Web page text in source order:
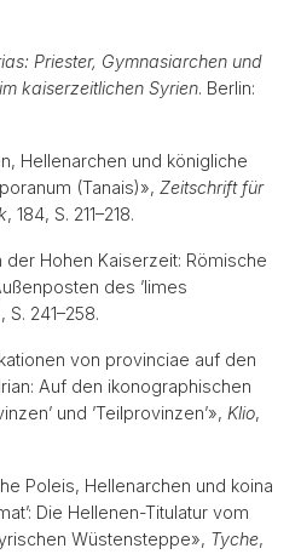
Priester, Gymnasiarchen und
kaiserzeitlichen Syrien. Berlin:
Hellenarchen und königliche
(Tanais)», Zeitschrift für
, 184, S. 211–218.
der Hohen Kaiserzeit: Römische
des ’limes
S. 241–258.
von provinciae auf den
Auf den ikonographischen
und ’Teilprovinzen’», Klio,
Poleis, Hellenarchen und koina
Die Hellenen-Titulatur vom
Wüstensteppe», Tyche,